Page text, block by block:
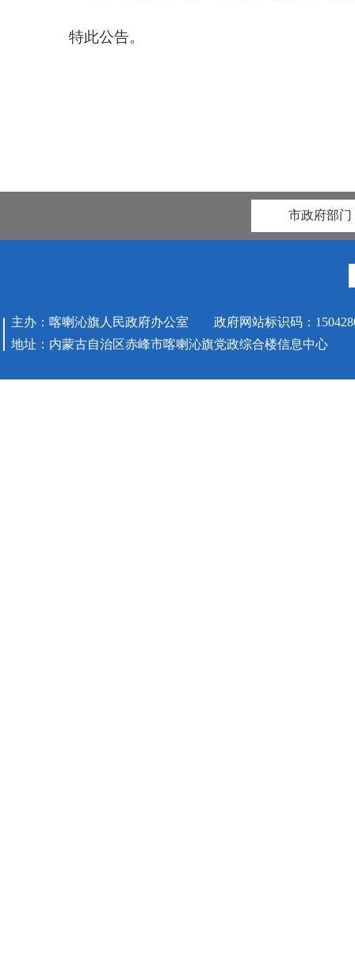
特此公告。
市政府部门
主办：喀喇沁旗人民政府办公室 政府网站标识码：
地址：内蒙古自治区赤峰市喀喇沁旗党政综合楼信息中心